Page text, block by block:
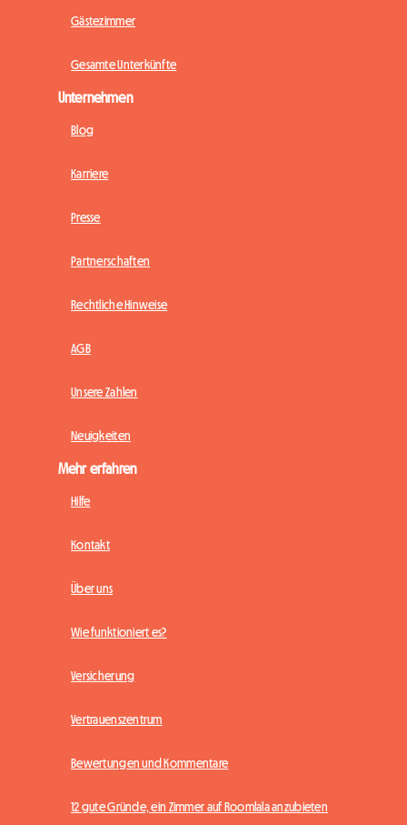
Gästezimmer
Gesamte Unterkünfte
Unternehmen
Blog
Karriere
Presse
Partnerschaften
Rechtliche Hinweise
AGB
Unsere Zahlen
Neuigkeiten
Mehr erfahren
Hilfe
Kontakt
Über uns
Wie funktioniert es?
Versicherung
Vertrauenszentrum
Bewertungen und Kommentare
12 gute Gründe, ein Zimmer auf Roomlala anzubieten